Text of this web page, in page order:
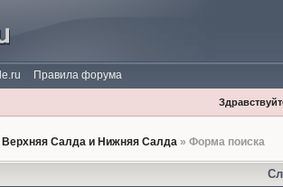
Правила форума
Салда и Нижняя Салда» Форма поиска